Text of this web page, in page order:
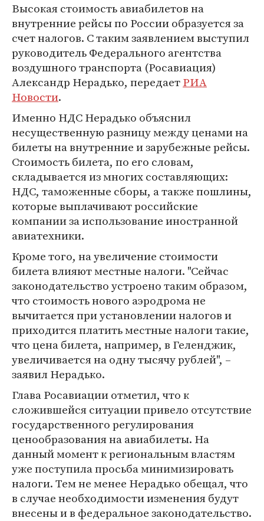
Высокая стоимость авиабилетов на
внутренние рейсы по России образуется за
счет налогов. С таким заявлением выступил
руководитель Федерального агентства
воздушного транспорта (Росавиация)
Александр Нерадько, передаетРИА
Новости.
Именно НДС Нерадько объяснил
несущественную разницу между ценами на
билеты на внутренние и зарубежные рейсы.
Стоимость билета, по его словам,
складывается из многих составляющих:
НДС, таможенные сборы, а также пошлины,
которые выплачивают российские
компании за использование иностранной
авиатехники.
Кроме того, на увеличение стоимости
билета влияют местные налоги. "Сейчас
законодательство устроено таким образом,
что стоимость нового аэродрома не
вычитается при установлении налогов и
приходится платить местные налоги такие,
что цена билета, например, в Геленджик,
увеличивается на одну тысячу рублей", –
заявил Нерадько.
Глава Росавиации отметил, что к
сложившейся ситуации привело отсутствие
государственного регулирования
ценообразования на авиабилеты. На
данный момент к региональным властям
уже поступила просьба минимизировать
налоги. Тем не менее Нерадько обещал, что
в случае необходимости изменения будут
внесены и в федеральное законодательство.